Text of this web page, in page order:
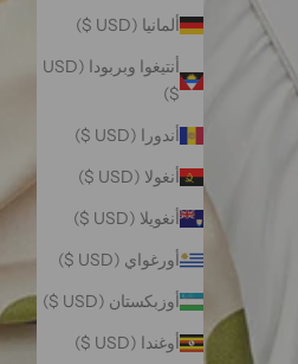
ألمانيا (USD $)
أنتيغوا وبربودا (USD
$)
أندورا (USD $)
أنغولا (USD $)
أنغويلا (USD $)
أورغواي (USD $)
أوزبكستان (USD $)
أوغندا (USD $)